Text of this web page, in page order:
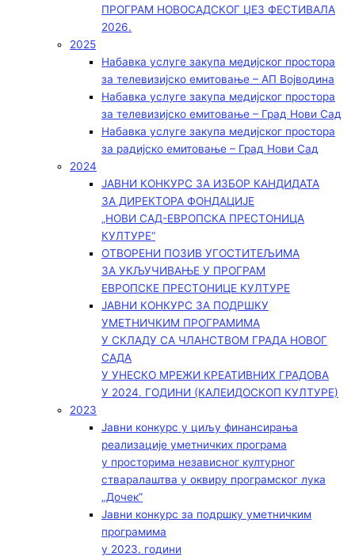
ПРОГРАМ НОВОСАДСКОГ ЏЕЗ ФЕСТИВАЛА
2026.
2025
Набавка услуге закупа медијског простора
за телевизијско емитовање – АП Војводинa
Набавка услуге закупа медијског простора
за телевизијско емитовање – Град Нови Сад
Набавка услуге закупа медијског простора
за радијско емитовање – Град Нови Сад
2024
ЈАВНИ КОНКУРС ЗА ИЗБОР КАНДИДАТА
ЗА ДИРЕКТОРА ФОНДАЦИЈЕ
„НОВИ САД-ЕВРОПСКА ПРЕСТОНИЦА
КУЛТУРЕ“
ОТВОРЕНИ ПОЗИВ УГОСТИТЕЉИМА
ЗА УКЉУЧИВАЊЕ У ПРОГРАМ
ЕВРОПСКЕ ПРЕСТОНИЦЕ КУЛТУРЕ
ЈАВНИ КОНКУРС ЗА ПОДРШКУ
УМЕТНИЧКИМ ПРОГРАМИМА
У СКЛАДУ СА ЧЛАНСТВОМ ГРАДА НОВОГ
САДА
У УНЕСКО МРЕЖИ КРЕАТИВНИХ ГРАДОВА
У 2024. ГОДИНИ (КАЛЕИДОСКОП КУЛТУРЕ)
2023
Јавни конкурс у циљу финансирања
реализације уметничких програма
у просторима независног културног
стваралаштва у оквиру програмског лука
„Дочек”
Јавни конкурс за подршку уметничким
програмима
у 2023. години